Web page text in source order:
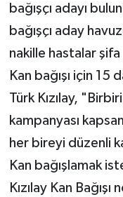
bağışçı adayı
bağışçı aday
nakille hastalar
Kan bağışı için 15
Türk Kızılay,
kampanyası
her bireyi düzenli
Kan bağışlamak
Kızılay Kan